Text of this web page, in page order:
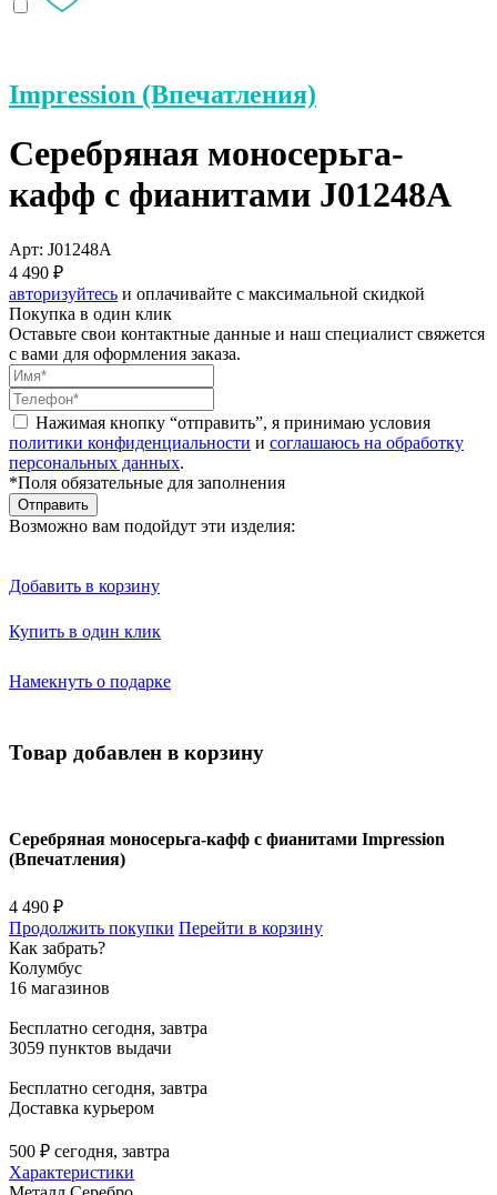
Impression (Впечатления)
Серебряная моносерьга-
кафф с фианитами J01248A
Арт: J01248A
4 490 ₽
авторизуйтесь и оплачивайте с максимальной скидкой
Покупка в один клик
Оставьте свои контактные данные и наш специалист свяжется
с вами для оформления заказа.
Нажимая кнопку “отправить”, я принимаю условия
политики конфиденциальности и соглашаюсь на обработку
персональных данных.
*Поля обязательные для заполнения
Отправить
Возможно вам подойдут эти изделия:
Добавить в корзину
Купить в один клик
Намекнуть о подарке
Товар добавлен в корзину
Серебряная моносерьга-кафф с фианитами Impression
(Впечатления)
4 490 ₽
Продолжить покупки Перейти в корзину
Как забрать?
Колумбус
16 магазинов
Бесплатно сегодня, завтра
3059 пунктов выдачи
Бесплатно сегодня, завтра
Доставка курьером
500 ₽ сегодня, завтра
Характеристики